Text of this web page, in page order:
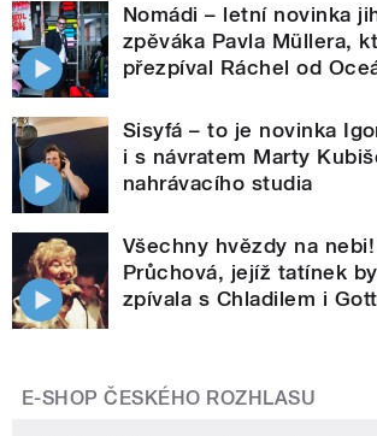
Nomádi – letní novinka
zpěváka Pavla Müllera,
přezpíval Ráchel od
Sisyfá – to je novinka
i s návratem Marty
nahrávacího studia
Všechny hvězdy na
Průchová, jejíž tatínek
zpívala s Chladilem i
E-SHOP ČESKÉHO ROZHLASU